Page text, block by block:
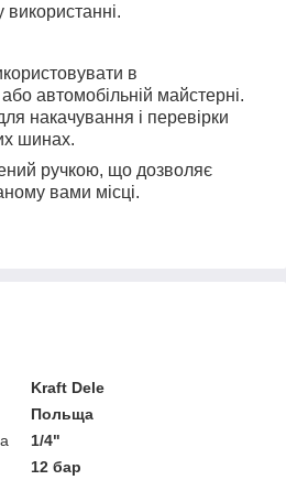
використанні.
в
автомобільній майстерні.
накачування і перевірки
шинах.
ручкою, що дозволяє
вами місці.
Kraft Dele
Польща
1/4"
12 бар